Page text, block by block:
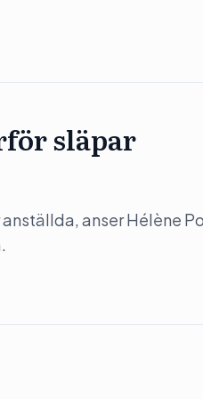
släpar
anser Hélène